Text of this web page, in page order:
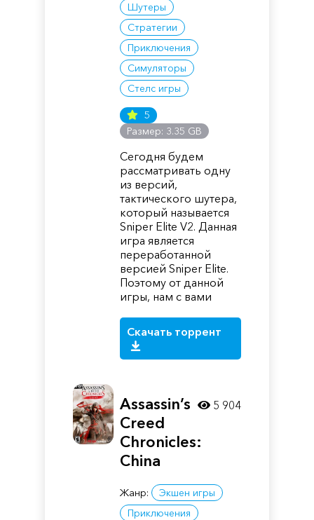
Шутеры
Стратегии
Приключения
Симуляторы
Стелс игры
5
Размер: 3.35 GB
Сегодня будем
рассматривать одну
из версий,
тактического шутера,
который называется
Sniper Elite V2. Данная
игра является
переработанной
версией Sniper Elite.
Поэтому от данной
игры, нам с вами
Скачать торрент
Assassin’s
Creed
Chronicles:
China
Жанр:
Экшен игры
Приключения
5 904